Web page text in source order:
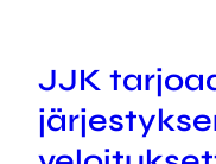
JJK